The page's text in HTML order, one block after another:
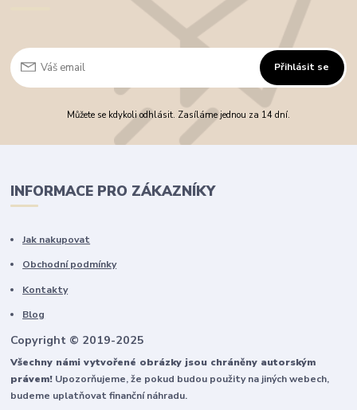
Přihlásit se
Můžete se kdykoli odhlásit. Zasíláme jednou za 14 dní.
INFORMACE PRO ZÁKAZNÍKY
Jak nakupovat
Obchodní podmínky
Kontakty
Blog
Copyright © 2019-2025
Všechny námi vytvořené obrázky jsou chráněny autorským
právem! Upozorňujeme, že pokud budou použity na jiných webech,
budeme uplatňovat finanční náhradu.